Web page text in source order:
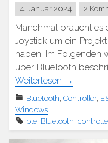
4. Januar 2024 2
Manchmal braucht es
Joystick um ein
haben. Im Folgenden
über BlueTooth
Weiterlesen →
Bluetooth Controller,
Windows
ble Bluetooth